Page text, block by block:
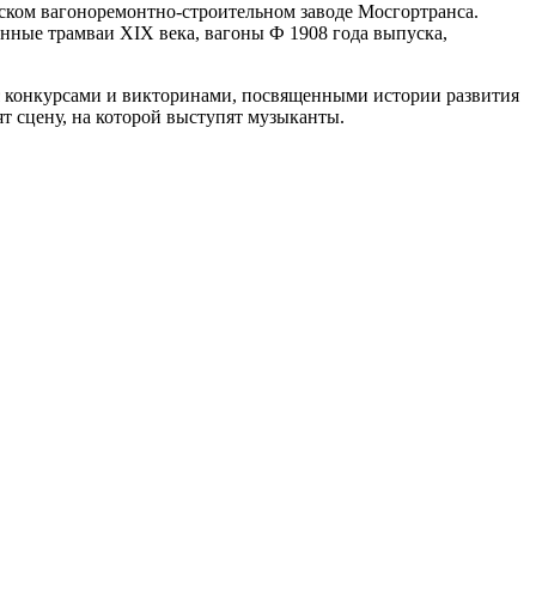
вагоноремонтно-строительном заводе Мосгортранса.
трамваи XIX века, вагоны Ф 1908 года выпуска,
конкурсами и викторинами, посвященными истории развития
сцену, на которой выступят музыканты.